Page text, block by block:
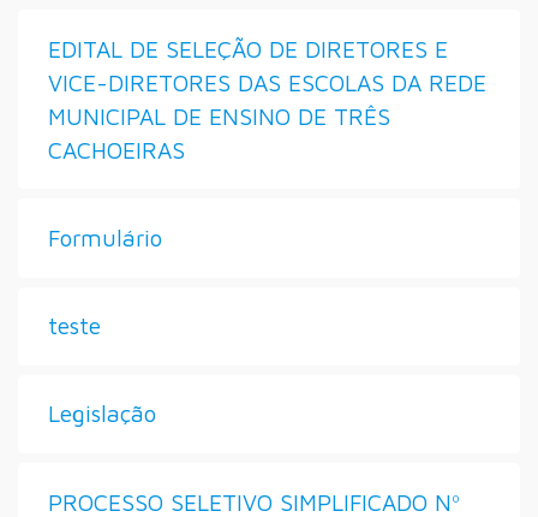
EDITAL DE SELEÇÃO DE DIRETORES E
VICE-DIRETORES DAS ESCOLAS DA REDE
MUNICIPAL DE ENSINO DE TRÊS
CACHOEIRAS
Formulário
teste
Legislação
PROCESSO SELETIVO SIMPLIFICADO Nº